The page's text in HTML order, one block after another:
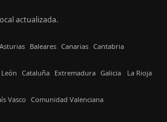
actualizada.
Asturias Baleares Canarias Cantabria
Cataluña Extremadura Galicia La Rioja
Vasco Comunidad Valenciana